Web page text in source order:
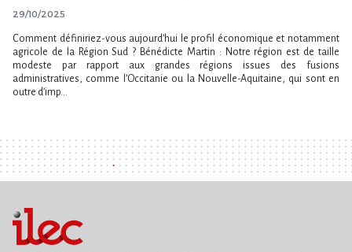
29/10/2025
Comment définiriez-vous aujourd’hui le profil économique et notamment
agricole de la Région Sud ? Bénédicte Martin : Notre région est de taille
modeste par rapport aux grandes régions issues des fusions
administratives, comme l’Occitanie ou la Nouvelle-Aquitaine, qui sont en
outre d’imp...